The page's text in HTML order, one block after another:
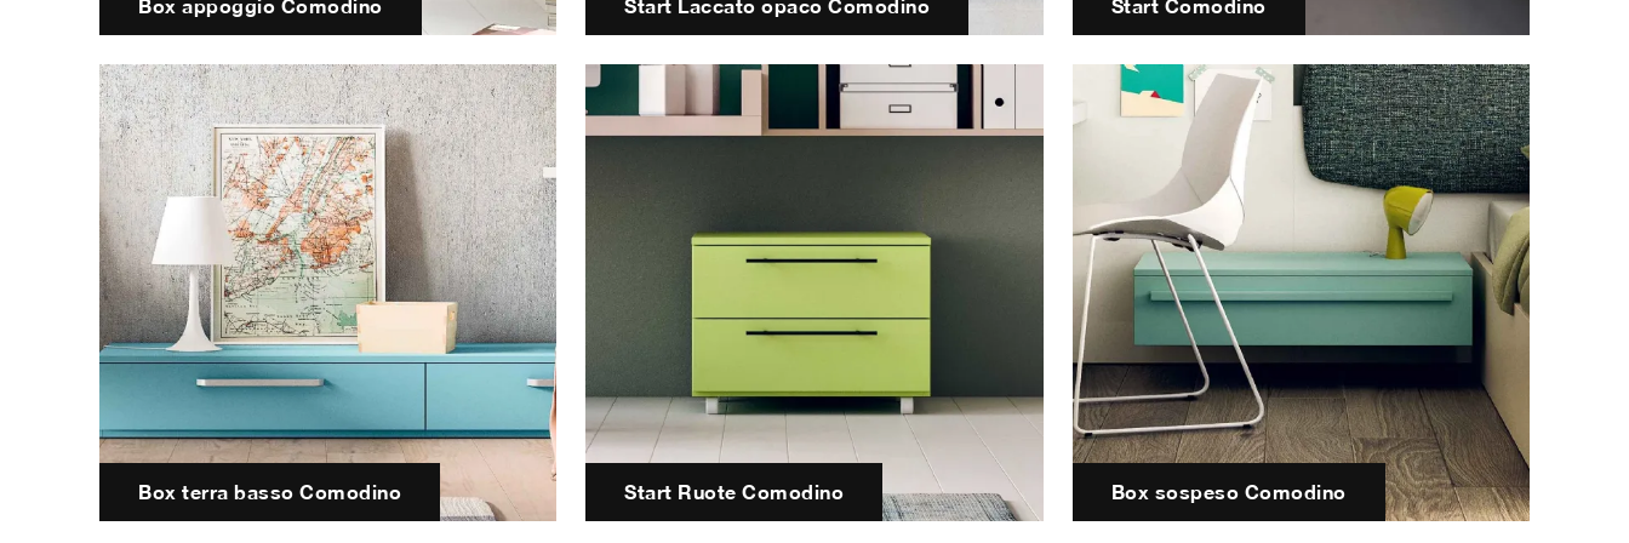
Box appoggio Comodino Start Laccato opaco Comodino Start Comodino
Box terra basso Comodino Start Ruote Comodino Box sospeso Comodino